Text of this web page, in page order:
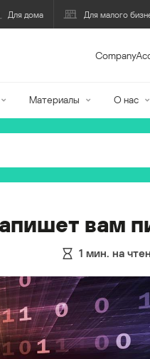
Для дома Для малого
Материалы О нас
вам
1 мин. на